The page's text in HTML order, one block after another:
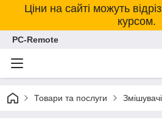
Ціни на сайті можуть
курсом.
PC-Remote
Товари та послуги Змішувачі